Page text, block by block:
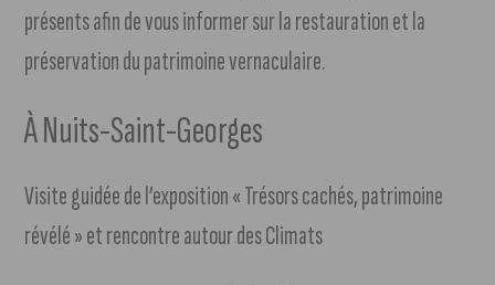
présents afin de vous informer sur la restauration et la
préservation du patrimoine vernaculaire.
À Nuits-Saint-Georges
Visite guidée de l’exposition « Trésors cachés, patrimoine
révélé » et rencontre autour des Climats